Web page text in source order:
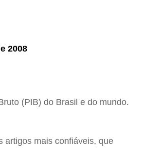
2008
(PIB) do Brasil e do mundo.
artigos mais confiáveis, que